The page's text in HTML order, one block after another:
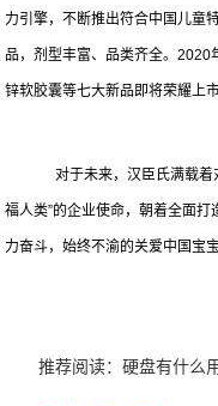
力引擎，不断推出符合中国儿童
品，剂型丰富、品类齐全。2020
锌软胶囊等七大新品即将荣耀上
对于未来，汉臣氏满载着
福人类”的企业使命，朝着全面
力奋斗，始终不渝的关爱中国宝
推荐阅读：硬盘有什么